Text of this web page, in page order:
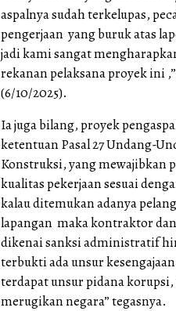
aspalnya sudah terkelupas,
pengerjaan yang buruk atas
jadi kami sangat
rekanan pelaksana proyek ini
(6/10/2025).
Ia juga bilang, proyek
ketentuan Pasal 27 Undang-
Konstruksi, yang mewajibkan
kualitas pekerjaan sesuai
kalau ditemukan adanya
lapangan maka kontraktor
dikenai sanksi administratif
terbukti ada unsur
terdapat unsur pidana
merugikan negara” tegasnya.